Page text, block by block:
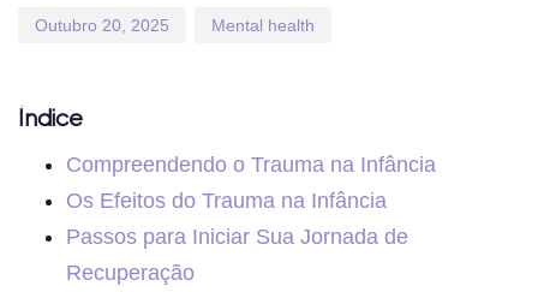
Outubro 20, 2025 Mental health
Índice
Compreendendo o Trauma na Infância
Os Efeitos do Trauma na Infância
Passos para Iniciar Sua Jornada de
Recuperação